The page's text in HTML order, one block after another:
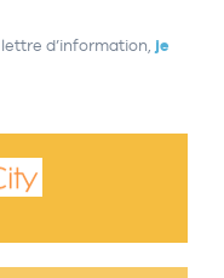
d’information, je